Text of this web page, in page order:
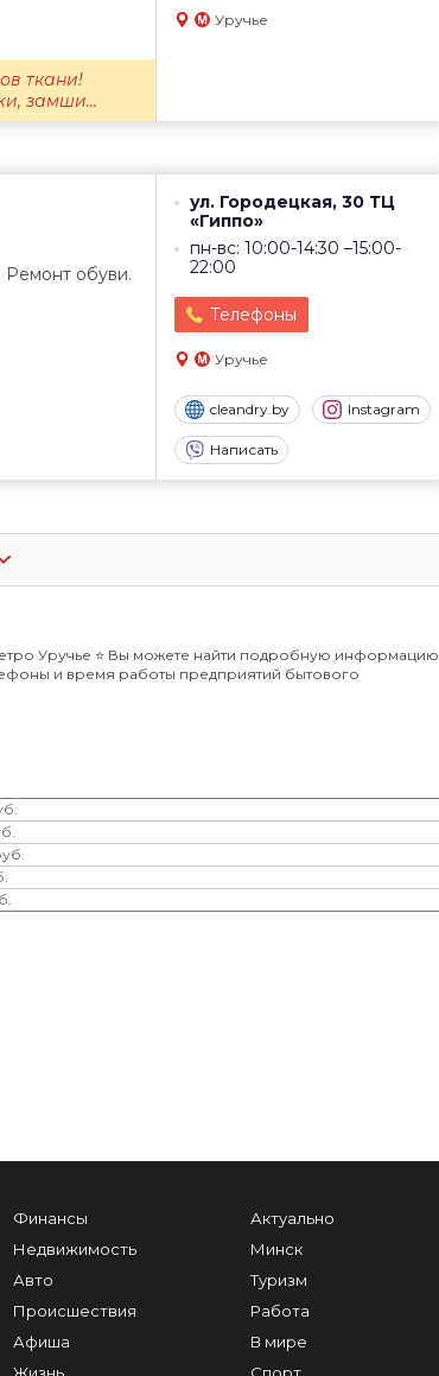
Уручье
ткани!
замши...
ул. Городецкая, 30 ТЦ
«Гиппо»
пн-вс: 10:00-14:30 –15:00-
22:00
Телефоны
Уручье
cleandry.by Instagram
Написать
обуви.
Уручье ⭐️ Вы можете найти подробную информацию
и время работы предприятий бытового
Финансы
Недвижимость
Авто
Происшествия
Афиша
Актуально
Минск
Туризм
Работа
В мире